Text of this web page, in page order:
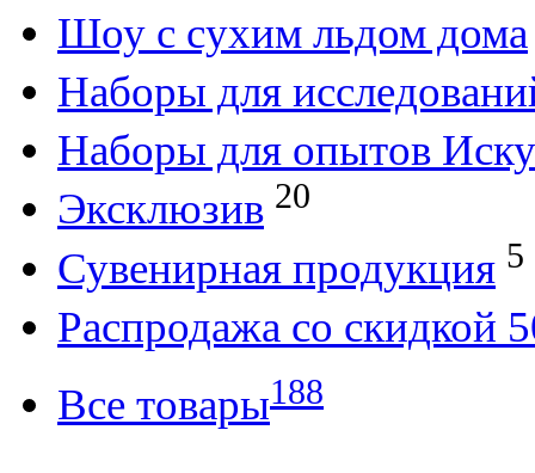
Шоу с сухим льдом дома
Наборы для
Наборы для опытов
Эксклюзив 20
Сувенирная продукция 5
Распродажа со скидкой
Все товары188